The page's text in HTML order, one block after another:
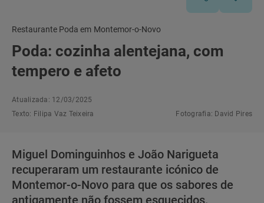
Restaurante Poda em Montemor-o-Novo
Poda: cozinha alentejana, com
tempero e afeto
Atualizada: 12/03/2025
Texto: Filipa Vaz Teixeira Fotografia: David Pires
Miguel Dominguinhos e João Narigueta
recuperaram um restaurante icónico de
Montemor-o-Novo para que os sabores de
antigamente não fossem esquecidos.